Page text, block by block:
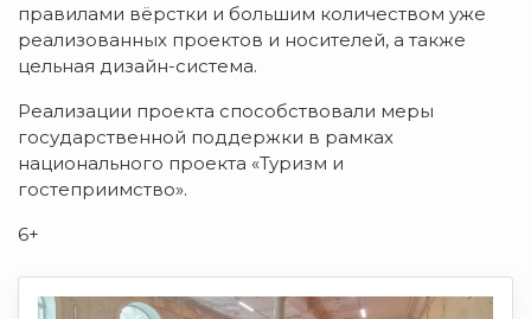
правилами вёрстки и большим количеством уже
реализованных проектов и носителей, а также
цельная дизайн-система.
Реализации проекта способствовали меры
государственной поддержки в рамках
национального проекта «Туризм и
гостеприимство».
6+